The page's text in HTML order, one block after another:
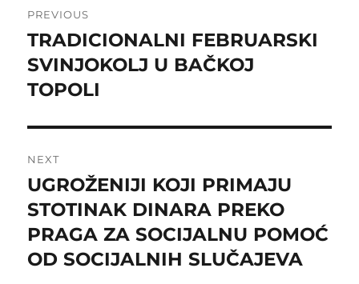
navigation
PREVIOUS
Previous
post:
TRADICIONALNI FEBRUARSKI
SVINJOKOLJ U BAČKOJ
TOPOLI
NEXT
Next
post:
UGROŽENIJI KOJI PRIMAJU
STOTINAK DINARA PREKO
PRAGA ZA SOCIJALNU POMOĆ
OD SOCIJALNIH SLUČAJEVA